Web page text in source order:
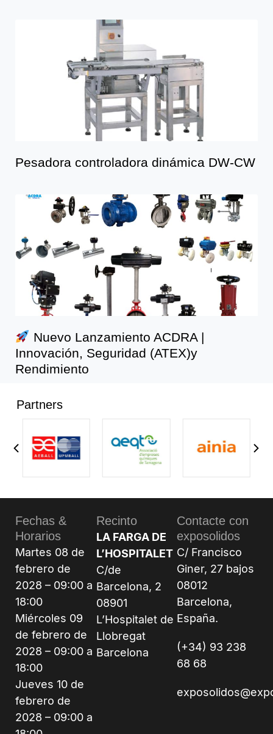
Pesadora controladora dinámica DW-CW
Nuevo Lanzamiento ACDRA |
Innovación, Seguridad (ATEX)y
Rendimiento
Partners
Fechas &
Horarios
Martes 08 de
febrero de
2028 – 09:00 a
18:00
Miércoles 09
de febrero de
2028 – 09:00 a
18:00
Jueves 10 de
febrero de
2028 – 09:00 a
Recinto
LA FARGA DE
L’HOSPITALET
C/de
Barcelona, 2
08901
L’Hospitalet de
Llobregat
Barcelona
Contacte con
exposolidos
C/ Francisco
Giner, 27 bajos
08012
Barcelona,
España.
(+34) 93 238
68 68